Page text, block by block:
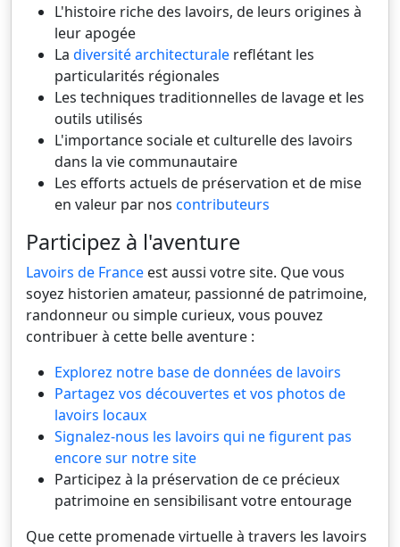
L'histoire riche des lavoirs, de leurs origines à
leur apogée
La diversité architecturale reflétant les
particularités régionales
Les techniques traditionnelles de lavage et les
outils utilisés
L'importance sociale et culturelle des lavoirs
dans la vie communautaire
Les efforts actuels de préservation et de mise
en valeur par nos contributeurs
Participez à l'aventure
Lavoirs de France est aussi votre site. Que vous
soyez historien amateur, passionné de patrimoine,
randonneur ou simple curieux, vous pouvez
contribuer à cette belle aventure :
Explorez notre base de données de lavoirs
Partagez vos découvertes et vos photos de
lavoirs locaux
Signalez-nous les lavoirs qui ne figurent pas
encore sur notre site
Participez à la préservation de ce précieux
patrimoine en sensibilisant votre entourage
Que cette promenade virtuelle à travers les lavoirs